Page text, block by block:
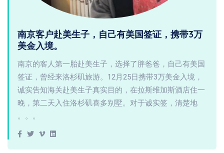
南京客户赴美生子，自己有美国签证，携带3万
美金入境。
南京的客人第一胎赴美生子，选择了胖爸爸，自己有美国
签证，曾经来洛杉矶旅游。12月25日携带3万美金入境，
诚实告知海关赴美生子真实目的，在拉斯维加斯酒店住一
晚，第二天入住洛杉矶喜多别墅。对于诚实签，清楚地
。。。